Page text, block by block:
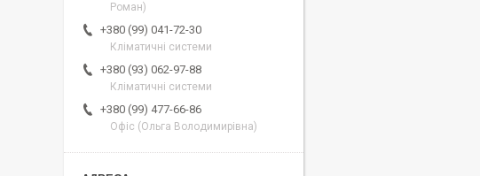
Роман)
+380 (99) 041-72-30
Кліматичні системи
+380 (93) 062-97-88
Кліматичні системи
+380 (99) 477-66-86
Офіс (Ольга Володимирівна)